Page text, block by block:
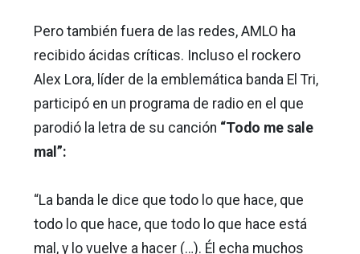
Pero también fuera de las redes, AMLO ha
recibido ácidas críticas. Incluso el rockero
Alex Lora, líder de la emblemática banda El Tri,
participó en un programa de radio en el que
parodió la letra de su canción “Todo me sale
mal”:
“La banda le dice que todo lo que hace, que
todo lo que hace, que todo lo que hace está
mal, y lo vuelve a hacer (…). Él echa muchos